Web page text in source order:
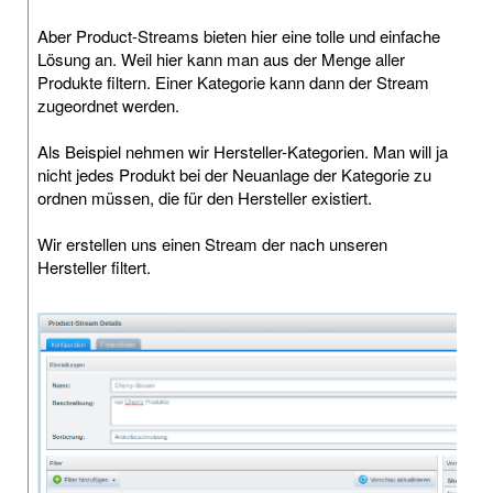
Aber Product-Streams bieten hier eine tolle und einfache
Lösung an. Weil hier kann man aus der Menge aller
Produkte filtern. Einer Kategorie kann dann der Stream
zugeordnet werden.
Als Beispiel nehmen wir Hersteller-Kategorien. Man will ja
nicht jedes Produkt bei der Neuanlage der Kategorie zu
ordnen müssen, die für den Hersteller existiert.
Wir erstellen uns einen Stream der nach unseren
Hersteller filtert.